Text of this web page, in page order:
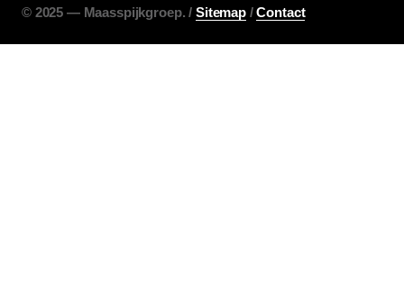
©️ 2025 — Maasspijkgroep. / Sitemap/Contact